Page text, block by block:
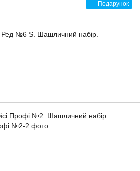
Подарунок